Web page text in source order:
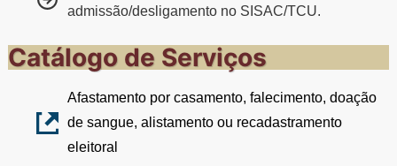
admissão/desligamento no SISAC/TCU.
Catálogo de Serviços
Afastamento por casamento, falecimento, doação
de sangue, alistamento ou recadastramento
eleitoral